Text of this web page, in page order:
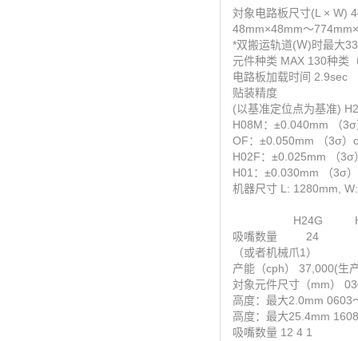
対象电路板尺寸(L × W)
48mm×48mm～
*双搬运轨道(Ｗ)时最大
元件种类 MAX 130种类
电路板加载时间 2.9sec
贴装精度
(以基准定位点为基准)
H08M：±0.040mm （
OF：±0.050mm （3σ
H02F：±0.025mm （
H01：±0.030mm （3σ
机器尺寸 L: 1280mm,
H24G
吸嘴数
（或者机械爪1）
产能（cph） 37,000(生
対象元件尺寸 （mm）
高度：最大2.0mm 0603
高度：最大25.4mm
吸嘴数量 12 4 1